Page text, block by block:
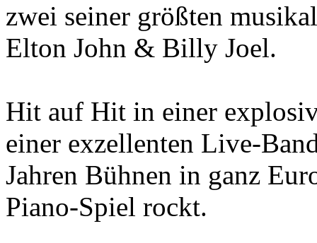
zwei seiner größten
Elton John & Billy Joel.
Hit auf Hit in einer
einer exzellenten Live-
Jahren Bühnen in ganz
Piano-Spiel rockt.